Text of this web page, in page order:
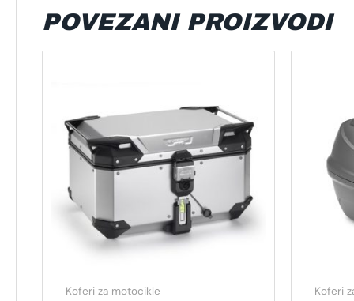
POVEZANI PROIZVODI
Koferi za motocikle
Koferi